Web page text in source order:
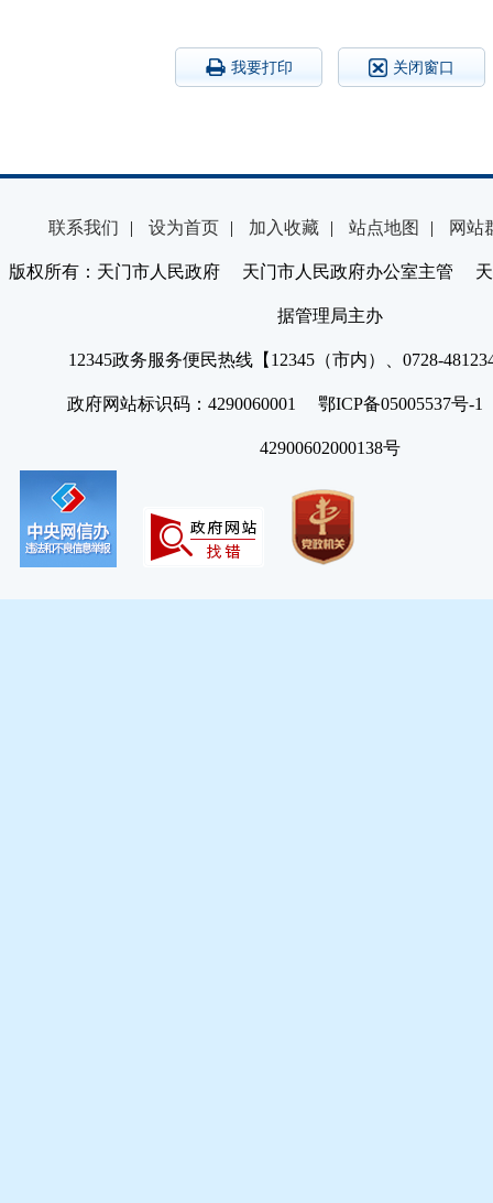
我要打印 关闭窗口
联系我们 | 设为首页 | 加入收藏 | 站点地图 | 网站
版权所有：天门市人民政府 天门市人民政府办公室主管 天
据管理局主办
12345政务服务便民热线【12345（市内）、0728-
政府网站标识码：4290060001 鄂ICP备05005537号
42900602000138号